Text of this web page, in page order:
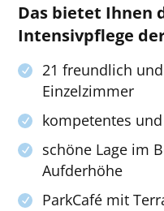
Das bietet Ihnen
Intensivpflege
21 freundlich
Einzelzimmer
kompetentes
schöne Lage im
Aufderhöhe
ParkCafé mit